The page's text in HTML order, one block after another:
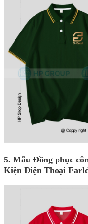
5. Mẫu Đồng phục
Kiện Điện Thoại